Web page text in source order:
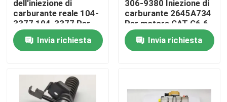
Prodotti
Circa noi
dell'iniezione di
carburante reale 104-
3377 104-3377 Per
motori CAT serie 3126
Invia richiesta
306-9380 Iniezione di
carburante 2645A734
Per motore CAT C6.6
C4.4
Invia richiesta